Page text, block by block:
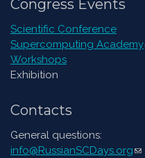
Congress Events
Scientific Conference
Supercomputing Academy
Workshops
Exhibition
Contacts
General questions:
info@RussianSCDays.org